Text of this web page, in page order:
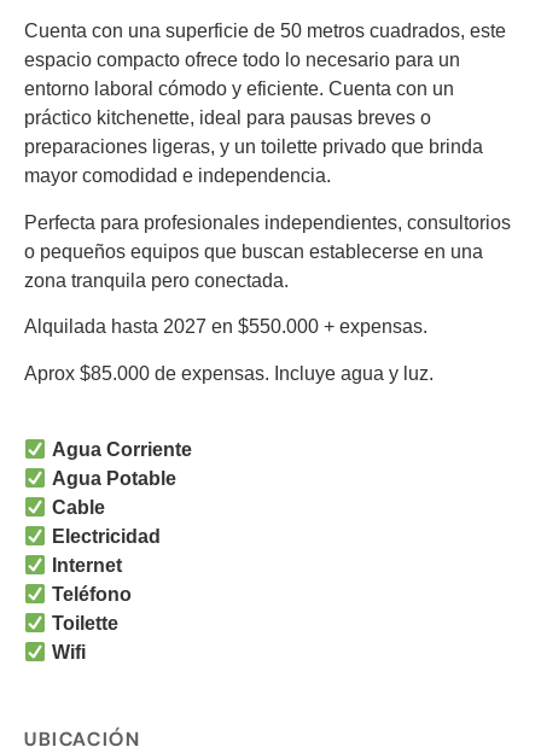
Cuenta con una superficie de 50 metros cuadrados, este
espacio compacto ofrece todo lo necesario para un
entorno laboral cómodo y eficiente. Cuenta con un
práctico kitchenette, ideal para pausas breves o
preparaciones ligeras, y un toilette privado que brinda
mayor comodidad e independencia.
Perfecta para profesionales independientes, consultorios
o pequeños equipos que buscan establecerse en una
zona tranquila pero conectada.
Alquilada hasta 2027 en $550.000 + expensas.
Aprox $85.000 de expensas. Incluye agua y luz.
Agua Corriente
Agua Potable
Cable
Electricidad
Internet
Teléfono
Toilette
Wifi
UBICACIÓN